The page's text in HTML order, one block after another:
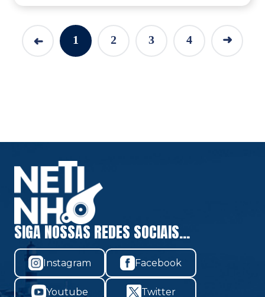
➜ 1 2 3 4 ➜
SIGA NOSSAS REDES SOCIAIS...
Instagram Facebook
Youtube Twitter